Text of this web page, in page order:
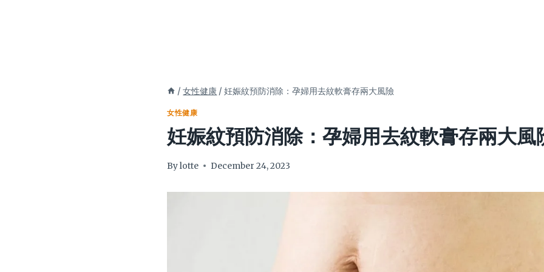
/ 女性健康 / 妊娠紋預防消除：孕婦用去紋軟膏存兩大風險
女性健康
妊娠紋預防消除：孕婦用去紋軟膏存兩大風
Bylotte December 24, 2023